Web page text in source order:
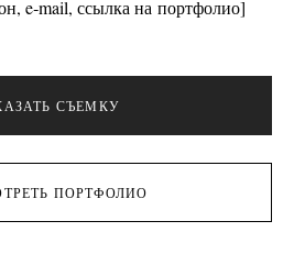
e‑mail, ссылка на портфолио]
СЪЕМКУ
ПОРТФОЛИО